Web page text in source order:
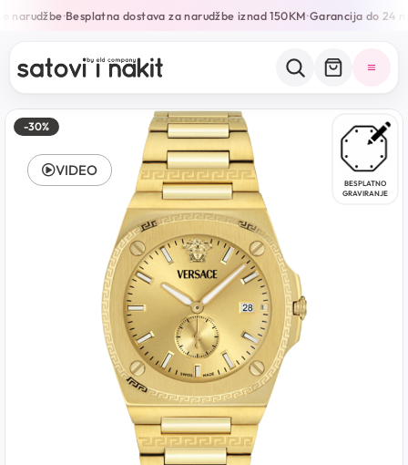
narudžbe•Besplatna dostava za narudžbe iznad 150KM•Garancija do 24
-30%
BESPLATNO
GRAVIRANJE
VIDEO